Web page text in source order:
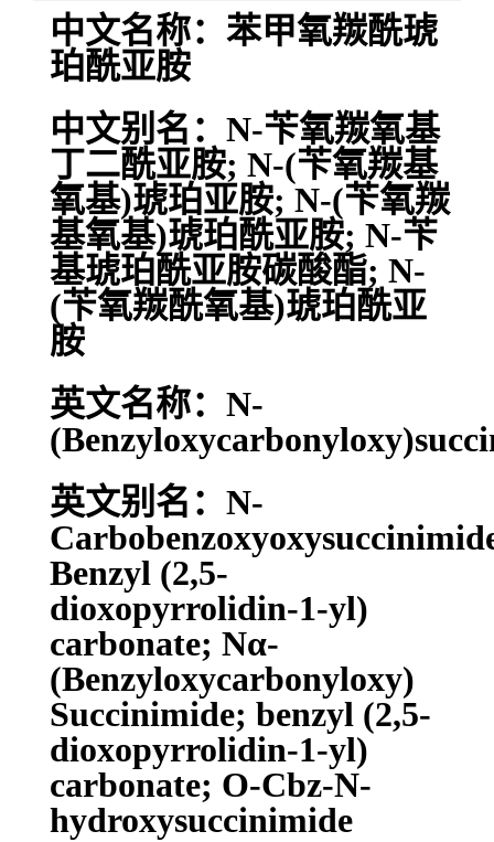
中文名称：苯甲氧羰酰琥
珀酰亚胺
中文别名：N-苄氧羰氧基
丁二酰亚胺; N-(苄氧羰基
氧基)琥珀亚胺; N-(苄氧羰
基氧基)琥珀酰亚胺; N-苄
基琥珀酰亚胺碳酸酯; N-
(苄氧羰酰氧基)琥珀酰亚
胺
英文名称：N-
英文别名：N-
Benzyl (2,5-
dioxopyrrolidin-1-yl)
carbonate; Nα-
(Benzyloxycarbonyloxy)
Succinimide; benzyl (2,5-
dioxopyrrolidin-1-yl)
carbonate; O-Cbz-N-
hydroxysuccinimide